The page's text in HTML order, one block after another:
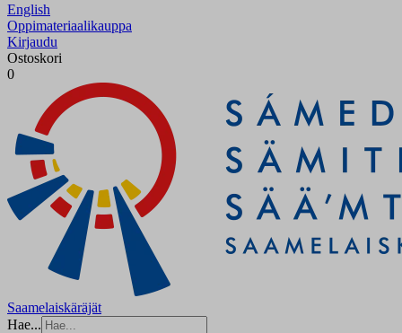
English
Oppimateriaalikauppa
Kirjaudu
Ostoskori
0
Saamelaiskäräjät
Hae...